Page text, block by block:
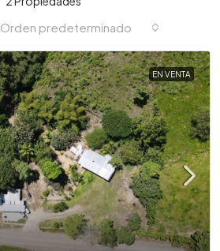
Orden predeterminado
EN VENTA